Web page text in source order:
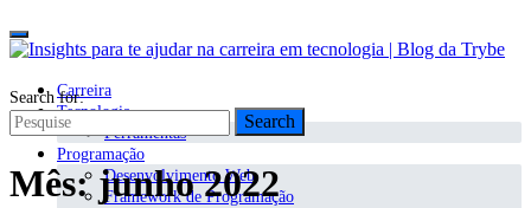
Carreira
Tecnologia
Ferramentas
Programação
Desenvolvimento Web
Framework de Programação
Search for:
Search
Mês:junho 2022